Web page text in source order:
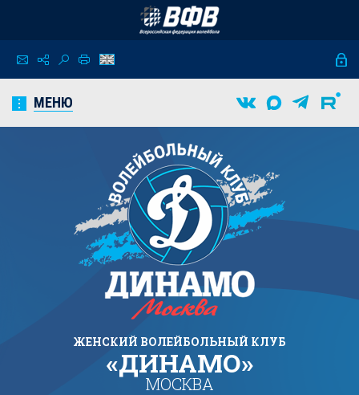
МЕНЮ
ЖЕНСКИЙ ВОЛЕЙБОЛЬНЫЙ КЛУБ
«ДИНАМО»
МОСКВА